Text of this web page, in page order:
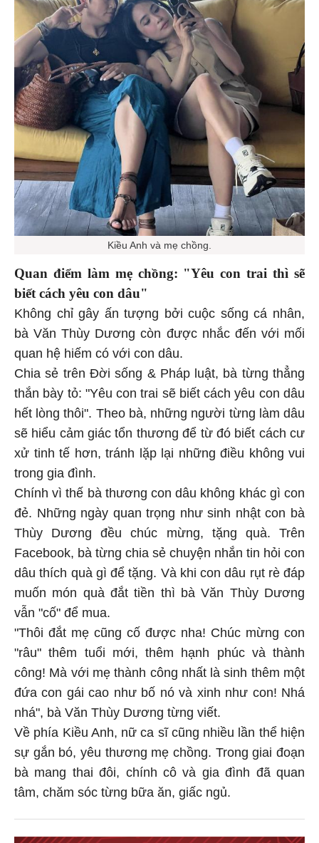
Kiều Anh và mẹ chồng.
Quan điểm làm mẹ chồng: "Yêu con trai thì sẽ
biết cách yêu con dâu"
Không chỉ gây ấn tượng bởi cuộc sống cá nhân,
bà Văn Thùy Dương còn được nhắc đến với mối
quan hệ hiếm có với con dâu.
Chia sẻ trên Đời sống & Pháp luật, bà từng thẳng
thắn bày tỏ: "Yêu con trai sẽ biết cách yêu con dâu
hết lòng thôi". Theo bà, những người từng làm dâu
sẽ hiểu cảm giác tổn thương để từ đó biết cách cư
xử tinh tế hơn, tránh lặp lại những điều không vui
trong gia đình.
Chính vì thế bà thương con dâu không khác gì con
đẻ. Những ngày quan trọng như sinh nhật con bà
Thùy Dương đều chúc mừng, tặng quà. Trên
Facebook, bà từng chia sẻ chuyện nhắn tin hỏi con
dâu thích quà gì để tặng. Và khi con dâu rụt rè đáp
muốn món quà đắt tiền thì bà Văn Thùy Dương
vẫn "cố" để mua.
"Thôi đắt mẹ cũng cố được nha! Chúc mừng con
"râu" thêm tuổi mới, thêm hạnh phúc và thành
công! Mà với mẹ thành công nhất là sinh thêm một
đứa con gái cao như bố nó và xinh như con! Nhá
nhá", bà Văn Thùy Dương từng viết.
Về phía Kiều Anh, nữ ca sĩ cũng nhiều lần thể hiện
sự gắn bó, yêu thương mẹ chồng. Trong giai đoạn
bà mang thai đôi, chính cô và gia đình đã quan
tâm, chăm sóc từng bữa ăn, giấc ngủ.